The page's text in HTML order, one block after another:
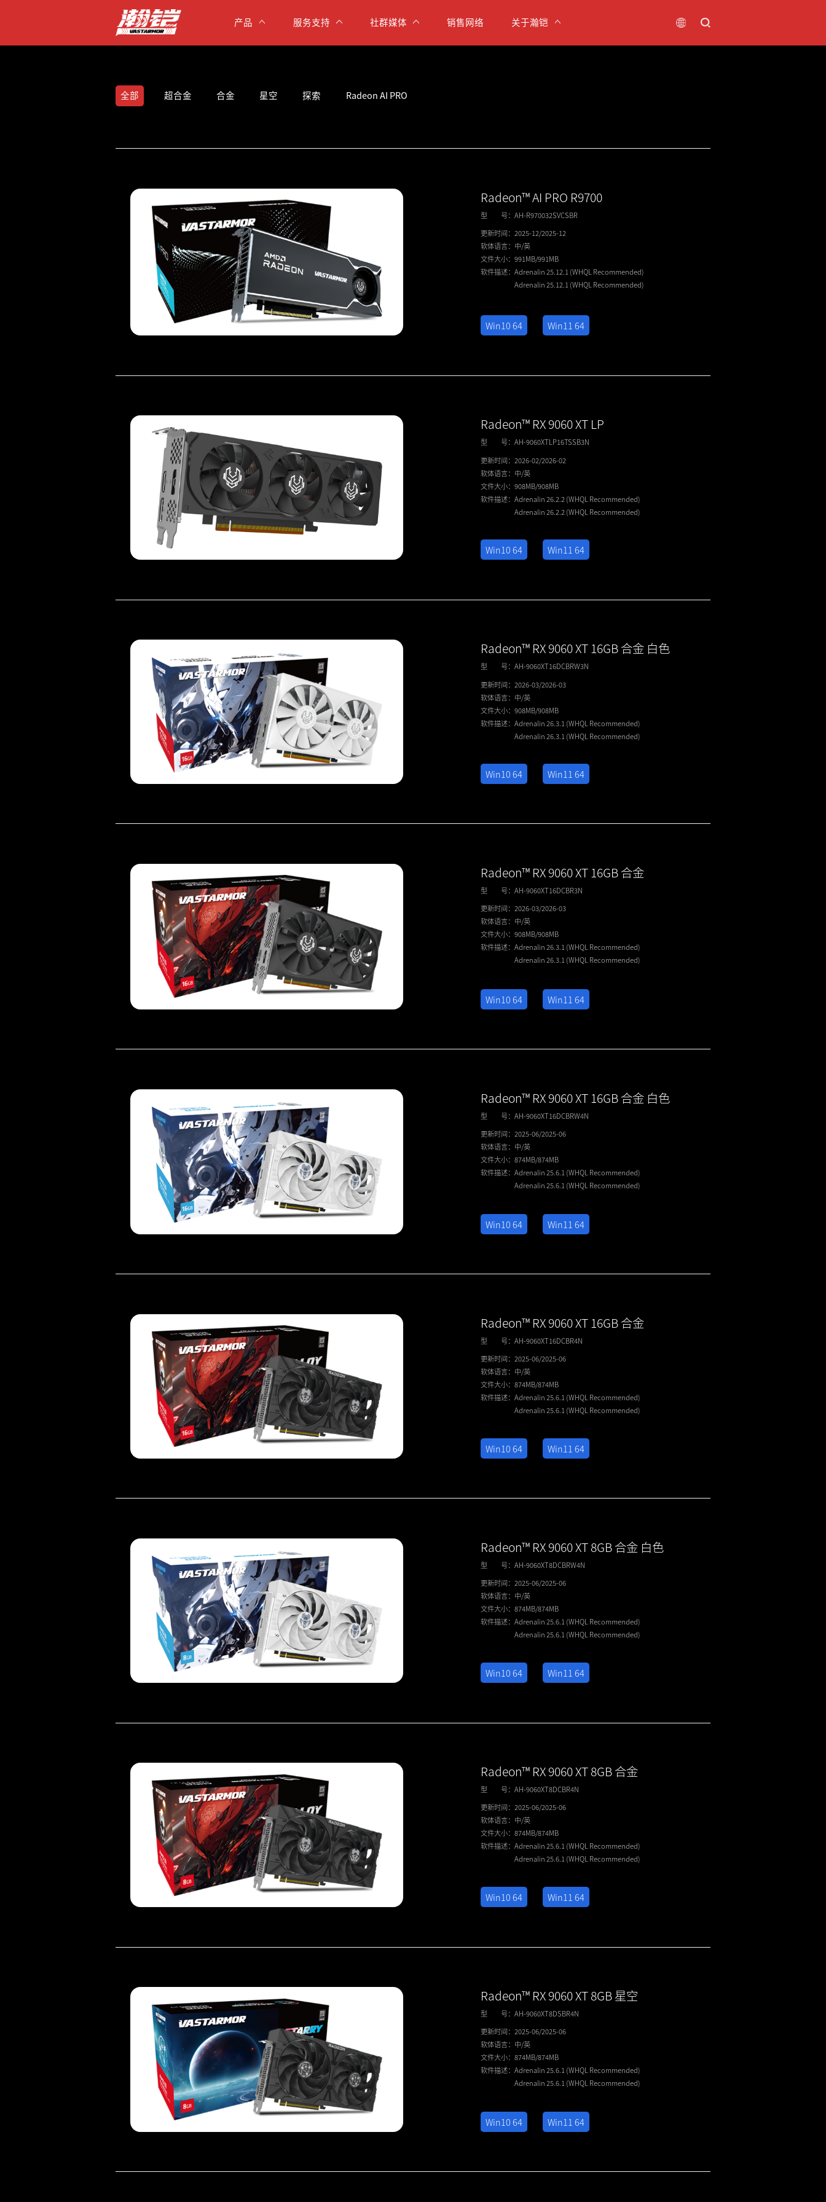
产品 服务支持 社群媒体 销售网络 关于瀚铠
全部 超合金 合金 星空 探索 Radeon AI PRO
Radeon™ AI PRO R9700
型 号：AH-R970032SVCSBR
更新时间：2025-12/2025-12
软体语言： 中/英
文件大小：991MB/991MB
软件描述：Adrenalin 25.12.1 (WHQL Recommended)
Adrenalin 25.12.1 (WHQL Recommended)
Win10 64 Win11 64
Radeon™ RX 9060 XT LP
型 号：AH-9060XTLP16TSSB3N
更新时间：2026-02/2026-02
软体语言： 中/英
文件大小：908MB/908MB
软件描述：Adrenalin 26.2.2 (WHQL Recommended)
Adrenalin 26.2.2 (WHQL Recommended)
Win10 64 Win11 64
Radeon™ RX 9060 XT 16GB 合金 白色
型 号：AH-9060XT16DCBRW3N
更新时间：2026-03/2026-03
软体语言： 中/英
文件大小：908MB/908MB
软件描述：Adrenalin 26.3.1 (WHQL Recommended)
Adrenalin 26.3.1 (WHQL Recommended)
Win10 64 Win11 64
Radeon™ RX 9060 XT 16GB 合金
型 号：AH-9060XT16DCBR3N
更新时间：2026-03/2026-03
软体语言： 中/英
文件大小：908MB/908MB
软件描述：Adrenalin 26.3.1 (WHQL Recommended)
Adrenalin 26.3.1 (WHQL Recommended)
Win10 64 Win11 64
Radeon™ RX 9060 XT 16GB 合金 白色
型 号：AH-9060XT16DCBRW4N
更新时间：2025-06/2025-06
软体语言： 中/英
文件大小：874MB/874MB
软件描述：Adrenalin 25.6.1 (WHQL Recommended)
Adrenalin 25.6.1 (WHQL Recommended)
Win10 64 Win11 64
Radeon™ RX 9060 XT 16GB 合金
型 号：AH-9060XT16DCBR4N
更新时间：2025-06/2025-06
软体语言： 中/英
文件大小：874MB/874MB
软件描述：Adrenalin 25.6.1 (WHQL Recommended)
Adrenalin 25.6.1 (WHQL Recommended)
Win10 64 Win11 64
Radeon™ RX 9060 XT 8GB 合金 白色
型 号：AH-9060XT8DCBRW4N
更新时间：2025-06/2025-06
软体语言： 中/英
文件大小：874MB/874MB
软件描述：Adrenalin 25.6.1 (WHQL Recommended)
Adrenalin 25.6.1 (WHQL Recommended)
Win10 64 Win11 64
Radeon™ RX 9060 XT 8GB 合金
型 号：AH-9060XT8DCBR4N
更新时间：2025-06/2025-06
软体语言： 中/英
文件大小：874MB/874MB
软件描述：Adrenalin 25.6.1 (WHQLRecommended)
Adrenalin 25.6.1 (WHQLRecommended)
Win10 64 Win11 64
Radeon™ RX 9060 XT 8GB 星空
型 号：AH-9060XT8DSBR4N
更新时间：2025-06/2025-06
软体语言： 中/英
文件大小：874MB/874MB
软件描述：Adrenalin 25.6.1 (WHQLRecommended)
Adrenalin 25.6.1 (WHQLRecommended)
Win10 64 Win11 64